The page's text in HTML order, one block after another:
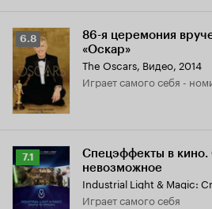
Рейтинг
Кинопоиска
6.8
6.8
86-я церемония
«Оскар»
The Oscars, Видео, 2014
играет самого себя -
Рейтинг
Кинопоиска
7.1
7.1
Спецэффекты в кино.
невозможное
играет самого себя